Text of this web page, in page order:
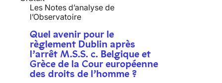
Les Notes d’analyse de
l’Observatoire
Quel avenir pour le
règlement Dublin après
l’arrêt M.S.S. c. Belgique et
Grèce de la Cour européenne
des droits de l’homme ?